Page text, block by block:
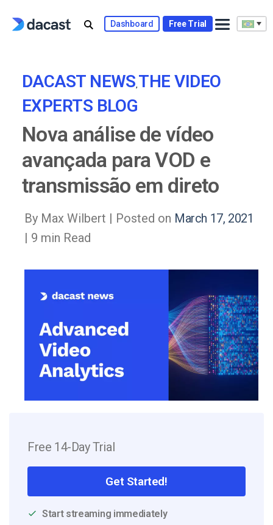
Dashboard Free Trial
DACAST NEWSTHE VIDEO
EXPERTS BLOG
Nova análise de vídeo
avançada para VOD e
transmissão em direto
By Max Wilbert | Posted on March 17, 2021
| 9 min Read
Free 14-Day Trial
Get Started!
Start streaming immediately